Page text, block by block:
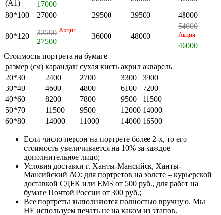
(А1)
17000
80*100
27000 29500 39500 48000
80*120 32500 Акция
27500
36000 48000
54000
Акция
46000
Стоимость портрета на бумаге
размер (см) карандаш сухая кисть акрил акварель
20*30
2400 2700 3300
3900
30*40
4600 4800 6100
7200
40*60
8200 7800 9500
11500
50*70
11500 9500 12000 14000
60*80
14000 11000 14000 16500
Если число персон на портрете более 2-х, то его
стоимость увеличивается на 10% за каждое
дополнительное лицо;
Условия доставки г. Ханты-Мансийск, Ханты-
Мансийский АО: для портретов на холсте – курьерской
доставкой СДЕК или EMS от 500 руб., для работ на
бумаге Почтой России от 300 руб.;
Все портреты выполняются полностью вручную. Мы
НЕ используем печать не на каком из этапов.